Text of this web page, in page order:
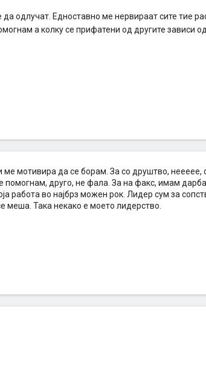
да одлучат. Едноставно ме нервираат сите тие
а колку се прифатени од другите зависи
ме мотивира да се борам. За со друштво, неееее,
помогнам, друго, не фала. За на факс, имам
работа во најбрз можен рок. Лидер сум за
меша. Така некако е моето лидерство.